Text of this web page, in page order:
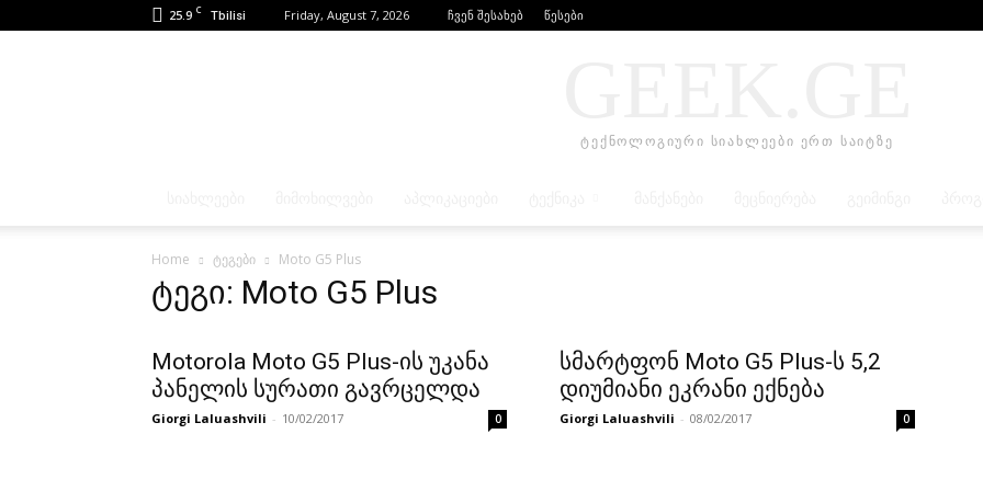
25.9 C Tbilisi Friday, August 7, 2026 ჩვენ შესახებ წესები
ტექნოლოგიური სიახლეები ერთ საიტზე
Home ტეგები Moto G5 Plus
ტეგი: Moto G5 Plus
Motorola Moto G5 Plus-ის უკანა
პანელის სურათი გავრცელდა
Giorgi Laluashvili - 10/02/2017 0
სმარტფონ Moto G5 Plus-ს 5,2
დიუმიანი ეკრანი ექნება
Giorgi Laluashvili - 08/02/2017 0